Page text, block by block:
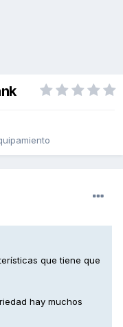
que tiene que
hay muchos